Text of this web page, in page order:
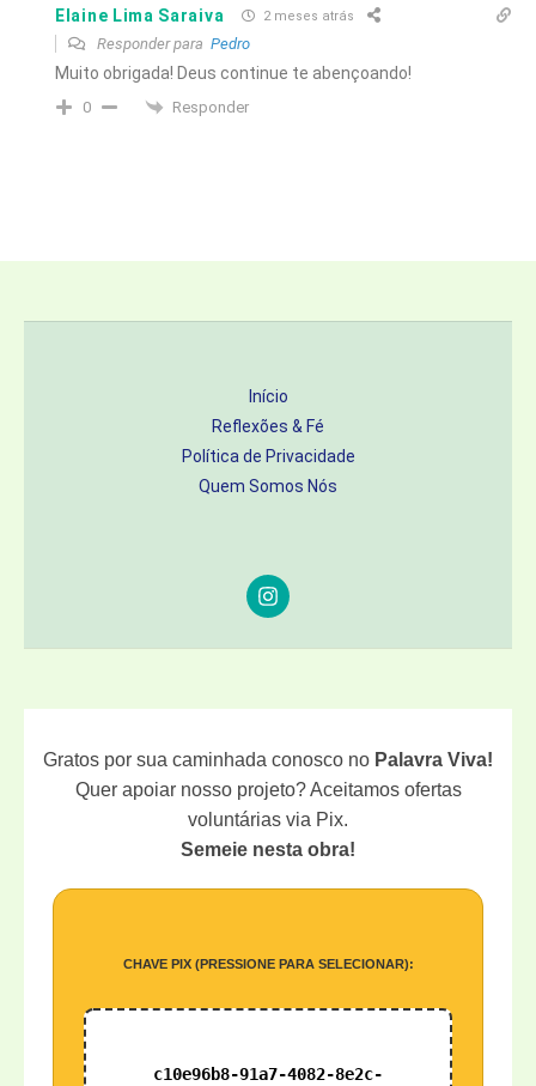
Elaine Lima Saraiva 2 meses atrás
Responder para Pedro
Muito obrigada! Deus continue te abençoando!
0 Responder
Início
Reflexões & Fé
Política de Privacidade
Quem Somos Nós
Gratos por sua caminhada conosco no Palavra Viva!
Quer apoiar nosso projeto? Aceitamos ofertas
voluntárias via Pix.
Semeie nesta obra!
CHAVE PIX (PRESSIONE PARA SELECIONAR):
c10e96b8-91a7-4082-8e2c-